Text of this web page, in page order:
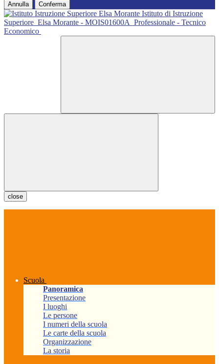
Annulla Conferma
Istituto di Istruzione
Superiore Elsa Morante - MOIS01600A Professionale - Tecnico
Economico
close
Scuola
Panoramica
Presentazione
I luoghi
Le persone
I numeri della scuola
Le carte della scuola
Organizzazione
La storia